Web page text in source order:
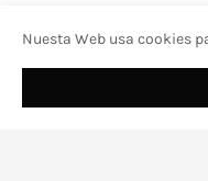
Nuesta Web usa cookies